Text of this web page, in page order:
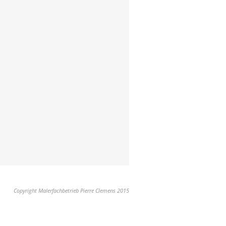
Copyright Malerfachbetrieb Pierre Clemens 2015